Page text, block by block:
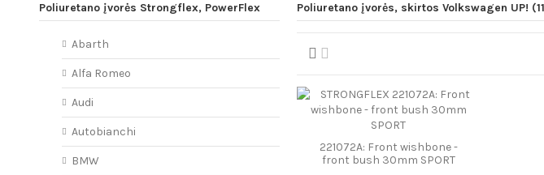
Poliuretano įvorės, skirtos Volkswagen UP!
221072A: Front wishbone -
front bush 30mm SPORT
Poliuretano įvorės Strongflex, PowerFlex
Abarth
Alfa Romeo
Audi
Autobianchi
BMW